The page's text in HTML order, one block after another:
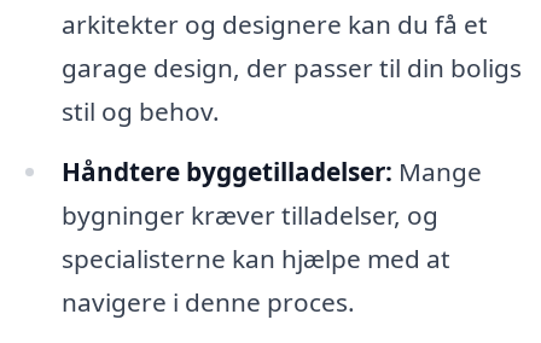
arkitekter og designere kan du få et
garage design, der passer til din boligs
stil og behov.
Håndtere byggetilladelser: Mange
bygninger kræver tilladelser, og
specialisterne kan hjælpe med at
navigere i denne proces.